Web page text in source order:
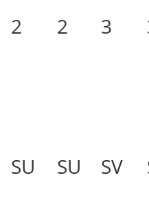
2 2 3
SU SU SV